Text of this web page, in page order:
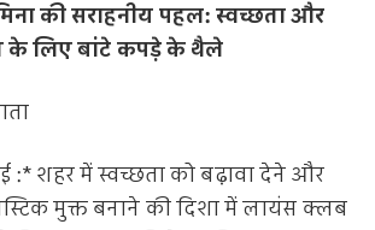
की सराहनीय पहल: स्वच्छता और
के लिए बांटे कपड़े के थैले
:* शहर में स्वच्छता को बढ़ावा देने और
मुक्त बनाने की दिशा में लायंस क्लब